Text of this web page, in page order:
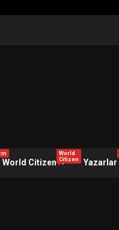
World Citizen
World
Citizen
Yazarlar